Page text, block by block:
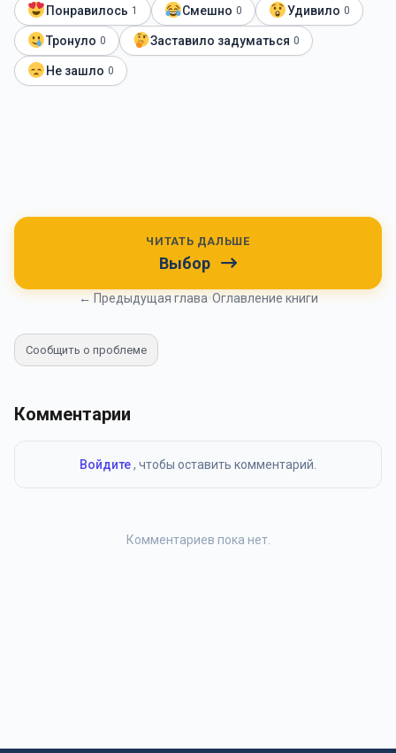
Понравилось 1 Смешно 0 Удивило 0
Тронуло 0 Заставило задуматься 0
Не зашло 0
ЧИТАТЬ ДАЛЬШЕ
Выбор
← Предыдущая глава Оглавление книги
Сообщить о проблеме
Комментарии
Войдите, чтобы оставить комментарий.
Комментариев пока нет.